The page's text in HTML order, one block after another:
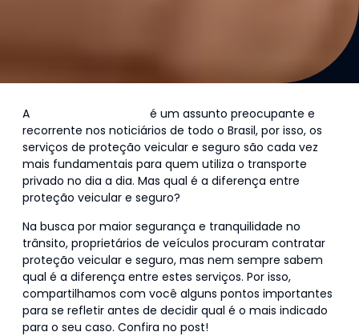
A
é um assunto preocupante e
recorrente nos noticiários de todo o Brasil, por isso, os
serviços de proteção veicular e seguro são cada vez
mais fundamentais para quem utiliza o transporte
privado no dia a dia. Mas qual é a diferença entre
proteção veicular e seguro?
Na busca por maior segurança e tranquilidade no
trânsito, proprietários de veículos procuram contratar
proteção veicular e seguro, mas nem sempre sabem
qual é a diferença entre estes serviços. Por isso,
compartilhamos com você alguns pontos importantes
para se refletir antes de decidir qual é o mais indicado
para o seu caso. Confira no post!